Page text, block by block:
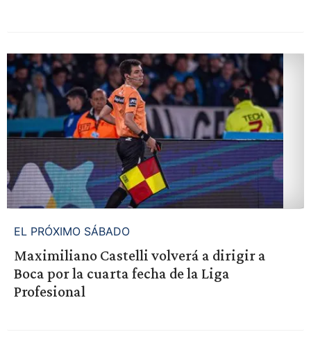
EL PRÓXIMO SÁBADO
Maximiliano Castelli volverá a dirigir a
Boca por la cuarta fecha de la Liga
Profesional